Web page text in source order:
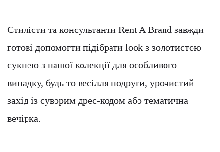
Стилісти та консультанти Rent A Brand завжди
готові допомогти підібрати look з золотистою
сукнею з нашої колекції для особливого
випадку, будь то весілля подруги, урочистий
захід із суворим дрес-кодом або тематична
вечірка.